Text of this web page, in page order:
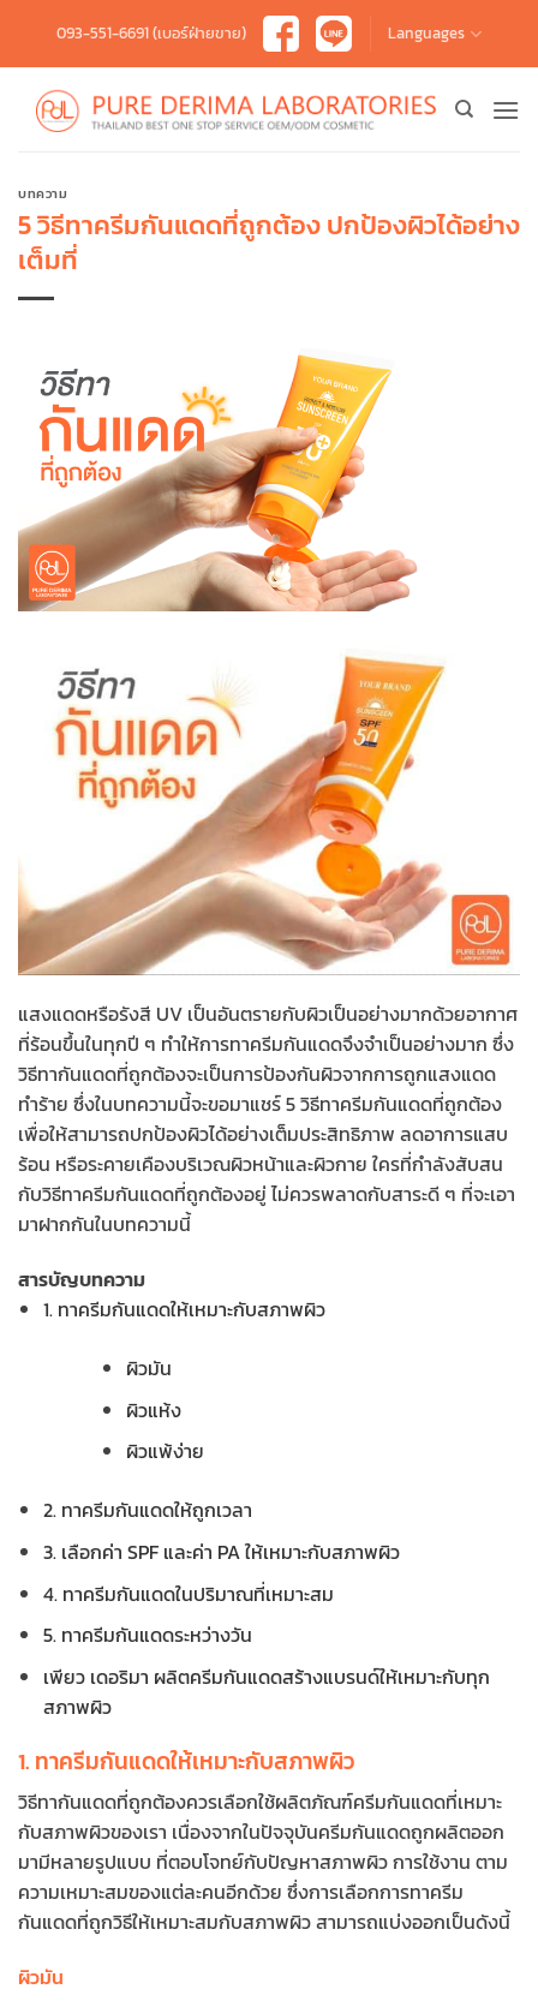
content
093-551-6691 (เบอร์ฝ่ายขาย) Languages
บทความ
5 วิธีทาครีมกันแดดที่ถูกต้อง ปกป้องผิวได้อย่าง
เต็มที่
แสงแดดหรือรังสี UV เป็นอันตรายกับผิวเป็นอย่างมากด้วยอากาศ
ที่ร้อนขึ้นในทุกปี ๆ ทำให้การทาครีมกันแดดจึงจำเป็นอย่างมาก ซึ่ง
วิธีทากันแดดที่ถูกต้องจะเป็นการป้องกันผิวจากการถูกแสงแดด
ทำร้าย ซึ่งในบทความนี้จะขอมาแชร์ 5 วิธีทาครีมกันแดดที่ถูกต้อง
เพื่อให้สามารถปกป้องผิวได้อย่างเต็มประสิทธิภาพ ลดอาการแสบ
ร้อน หรือระคายเคืองบริเวณผิวหน้าและผิวกาย ใครที่กำลังสับสน
กับวิธีทาครีมกันแดดที่ถูกต้องอยู่ ไม่ควรพลาดกับสาระดี ๆ ที่จะเอา
มาฝากกันในบทความนี้
สารบัญบทความ
1. ทาครีมกันแดดให้เหมาะกับสภาพผิว
ผิวมัน
ผิวแห้ง
ผิวแพ้ง่าย
2. ทาครีมกันแดดให้ถูกเวลา
3. เลือกค่า SPF และค่า PA ให้เหมาะกับสภาพผิว
4. ทาครีมกันแดดในปริมาณที่เหมาะสม
5. ทาครีมกันแดดระหว่างวัน
เพียว เดอริมา ผลิตครีมกันแดดสร้างแบรนด์ให้เหมาะกับทุก
สภาพผิว
1. ทาครีมกันแดดให้เหมาะกับสภาพผิว
วิธีทากันแดดที่ถูกต้องควรเลือกใช้ผลิตภัณฑ์ครีมกันแดดที่เหมาะ
กับสภาพผิวของเรา เนื่องจากในปัจจุบันครีมกันแดดถูกผลิตออก
มามีหลายรูปแบบ ที่ตอบโจทย์กับปัญหาสภาพผิว การใช้งาน ตาม
ความเหมาะสมของแต่ละคนอีกด้วย ซึ่งการเลือกการทาครีม
กันแดดที่ถูกวิธีให้เหมาะสมกับสภาพผิว สามารถแบ่งออกเป็นดังนี้
ผิวมัน